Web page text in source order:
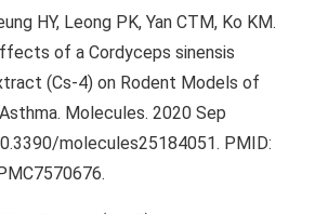
HY, Leong PK, Yan CTM, Ko KM.
of a Cordyceps sinensis
(Cs-4) on Rodent Models of
Molecules. 2020 Sep
molecules25184051. PMID: